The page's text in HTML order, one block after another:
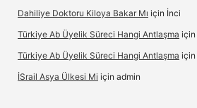
Dahiliye Doktoru Kiloya Bakar Mı için İnci
Türkiye Ab Üyelik Süreci Hangi Antlaşma için
Türkiye Ab Üyelik Süreci Hangi Antlaşma için
İSrail Asya Ülkesi Mi için admin